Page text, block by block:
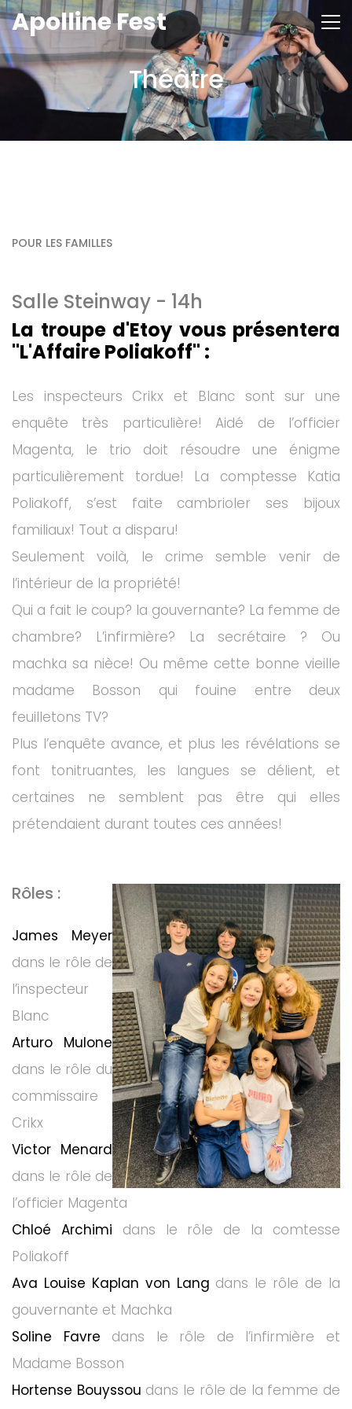
Aller
au
contenu
principal
Apolline Fest
Théâtre
POUR LES FAMILLES
Salle Steinway - 14h
La troupe d'Etoy vous présentera
"L'Affaire Poliakoff" :
Les inspecteurs Crikx et Blanc sont sur une
enquête très particulière! Aidé de l’officier
Magenta, le trio doit résoudre une énigme
particulièrement tordue! La comptesse Katia
Poliakoff, s’est faite cambrioler ses bijoux
familiaux! Tout a disparu!
Seulement voilà, le crime semble venir de
l’intérieur de la propriété!
Qui a fait le coup? la gouvernante? La femme de
chambre? L’infirmière? La secrétaire ? Ou
machka sa nièce! Ou même cette bonne vieille
madame Bosson qui fouine entre deux
feuilletons TV?
Plus l’enquête avance, et plus les révélations se
font tonitruantes, les langues se délient, et
certaines ne semblent pas être qui elles
prétendaient durant toutes ces années!
Rôles :
James Meyer
dans le rôle de
l’inspecteur
Blanc
Arturo Mulone
dans le rôle du
commissaire
Crikx
Victor Menard
dans le rôle de
l’officier Magenta
Chloé Archimi dans le rôle de la comtesse
Poliakoff
Ava Louise Kaplan von Lang dans le rôle de la
gouvernante et Machka
Soline Favre dans le rôle de l’infirmière et
Madame Bosson
Hortense Bouyssou dans le rôle de la femme de